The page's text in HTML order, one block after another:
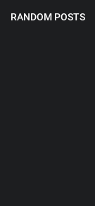
RANDOM POSTS